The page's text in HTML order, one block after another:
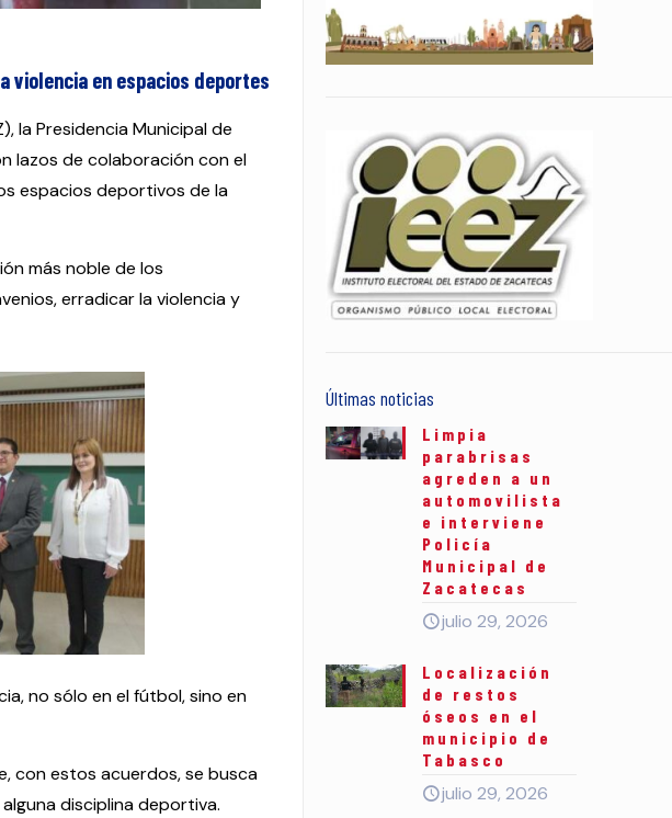
violencia en espacios deportes
la Presidencia Municipal de
lazos de colaboración con el
espacios deportivos de la
más noble de los
erradicar la violencia y
no sólo en el fútbol, sino en
con estos acuerdos, se busca
disciplina deportiva.
Últimas noticias
Limpia
parabrisas
agreden a un
automovilista
e interviene
Policía
Municipal de
Zacatecas
julio 29, 2026
Localización
de restos
óseos en el
municipio de
Tabasco
julio 29, 2026